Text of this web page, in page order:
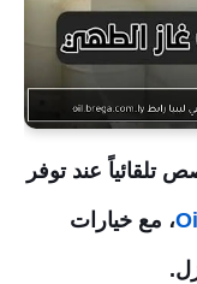
تلقائياً عند توفر
، مع خيارات